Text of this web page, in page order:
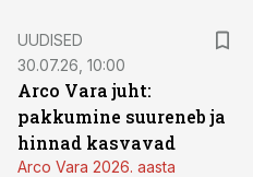
UUDISED
30.07.26, 10:00
Arco Vara juht:
pakkumine suureneb ja
hinnad kasvavad
Arco Vara 2026. aasta